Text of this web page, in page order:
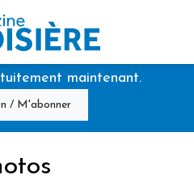
maintenant.
/ M'abonner